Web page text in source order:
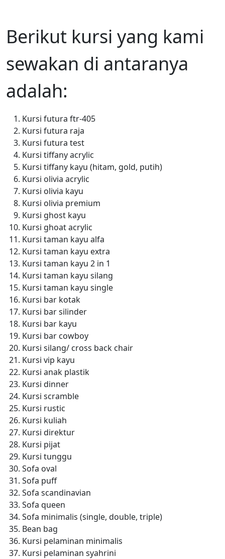
Berikut kursi yang kami
sewakan di antaranya
adalah:
Kursi futura ftr-405
Kursi futura raja
Kursi futura test
Kursi tiffany acrylic
Kursi tiffany kayu (hitam, gold, putih)
Kursi olivia acrylic
Kursi olivia kayu
Kursi olivia premium
Kursi ghost kayu
Kursi ghoat acrylic
Kursi taman kayu alfa
Kursi taman kayu extra
Kursi taman kayu 2 in 1
Kursi taman kayu silang
Kursi taman kayu single
Kursi bar kotak
Kursi bar silinder
Kursi bar kayu
Kursi bar cowboy
Kursi silang/ cross back chair
Kursi vip kayu
Kursi anak plastik
Kursi dinner
Kursi scramble
Kursi rustic
Kursi kuliah
Kursi direktur
Kursi pijat
Kursi tunggu
Sofa oval
Sofa puff
Sofa scandinavian
Sofa queen
Sofa minimalis (single, double, triple)
Bean bag
Kursi pelaminan minimalis
Kursi pelaminan syahrini